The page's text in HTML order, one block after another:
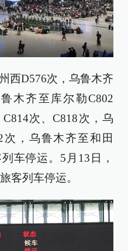
西D576次，乌鲁木齐
木齐至库尔勒C802
次、C818次，乌
，乌鲁木齐至和田
车停运。5月13日，
客列车停运。